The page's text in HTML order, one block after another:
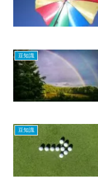
豆知識
豆知識